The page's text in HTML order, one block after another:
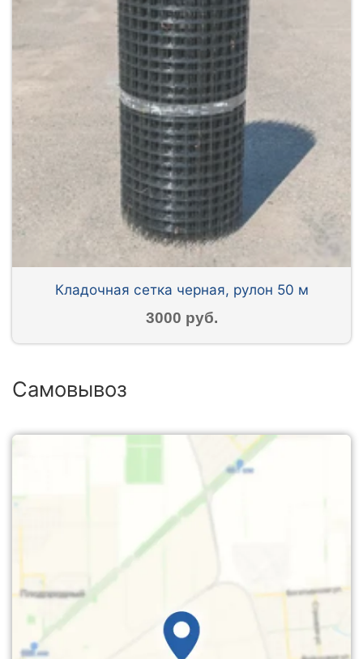
Кладочная сетка черная, рулон 50 м
3000 руб.
Самовывоз